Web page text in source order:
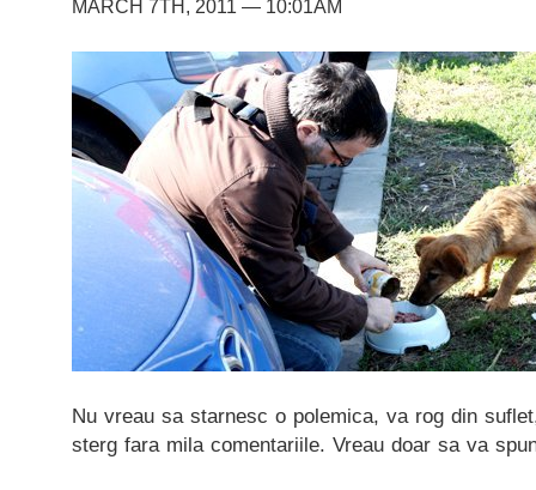
MARCH 7TH, 2011 — 10:01AM
Nu vreau sa starnesc o polemica, va rog din
sterg fara mila comentariile. Vreau doar sa va